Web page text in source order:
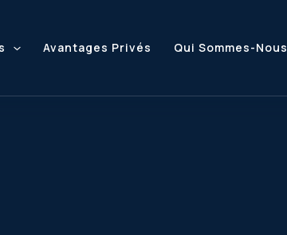
Avantages Privés Qui Sommes-Nous